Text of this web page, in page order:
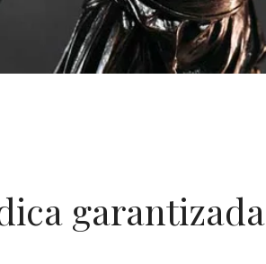
garantizada